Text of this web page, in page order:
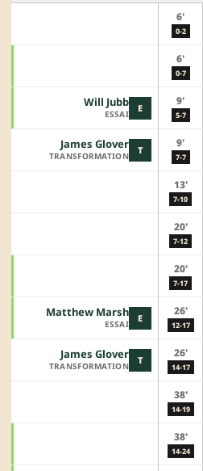
6'
0-2
6'
0-7
E
Will Jubb
ESSAI
9'
5-7
T
James Glover
TRANSFORMATION
9'
7-7
13'
7-10
20'
7-12
20'
7-17
E
Matthew Marsh
ESSAI
26'
12-17
T
James Glover
TRANSFORMATION
26'
14-17
38'
14-19
38'
14-24